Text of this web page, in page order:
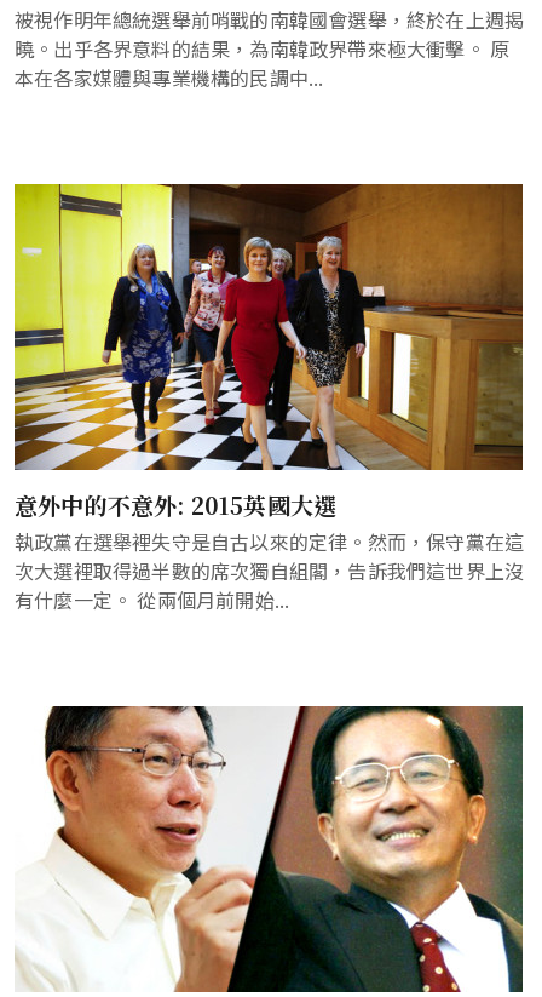
被視作明年總統選舉前哨戰的南韓國會選舉，終於在上週揭
曉。出乎各界意料的結果，為南韓政界帶來極大衝擊。 原
本在各家媒體與專業機構的民調中...
意外中的不意外: 2015英國大選
執政黨在選舉裡失守是自古以來的定律。然而，保守黨在這
次大選裡取得過半數的席次獨自組閣，告訴我們這世界上沒
有什麼一定。 從兩個月前開始...